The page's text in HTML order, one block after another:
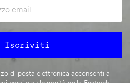
di posta elettronica acconsenti a